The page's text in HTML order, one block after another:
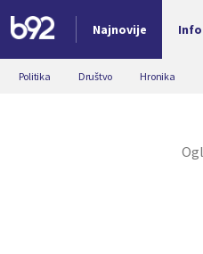
Najnovije Info
Nova vest
Politika Društvo Hronika